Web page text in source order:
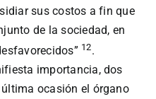
sus costos a fin que
de la sociedad, en
12.
importancia, dos
ocasión el órgano